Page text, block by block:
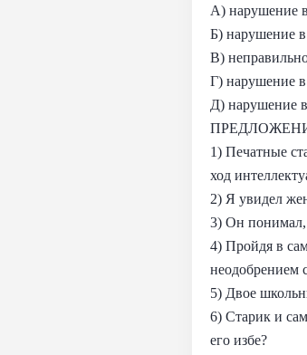
А) нарушение
Б) нарушение
В)
Г) нарушение
Д) нарушение
1) Печатные
ход
2) Я увидел
3) Он понимал,
4) Пройдя в
неодобрением
5) Двое
6) Старик и
его избе?